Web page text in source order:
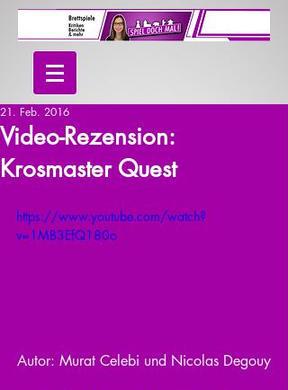
Video-Rezension:
Krosmaster Quest
21. Feb. 2016
https://www.youtube.com/watch?
v=1MB3EfQ180o
Autor: Murat Celebi und Nicolas Degouy